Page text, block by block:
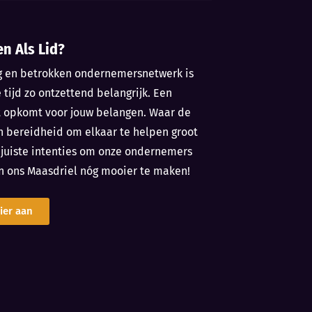
Als Lid?
en betrokken ondernemersnetwerk is
tijd zo ontzettend belangrijk. Een
voor jouw belangen. Waar de
bereidheid om elkaar te helpen groot
intenties om onze ondernemers
ons Maasdriel nóg mooier te maken!
aan